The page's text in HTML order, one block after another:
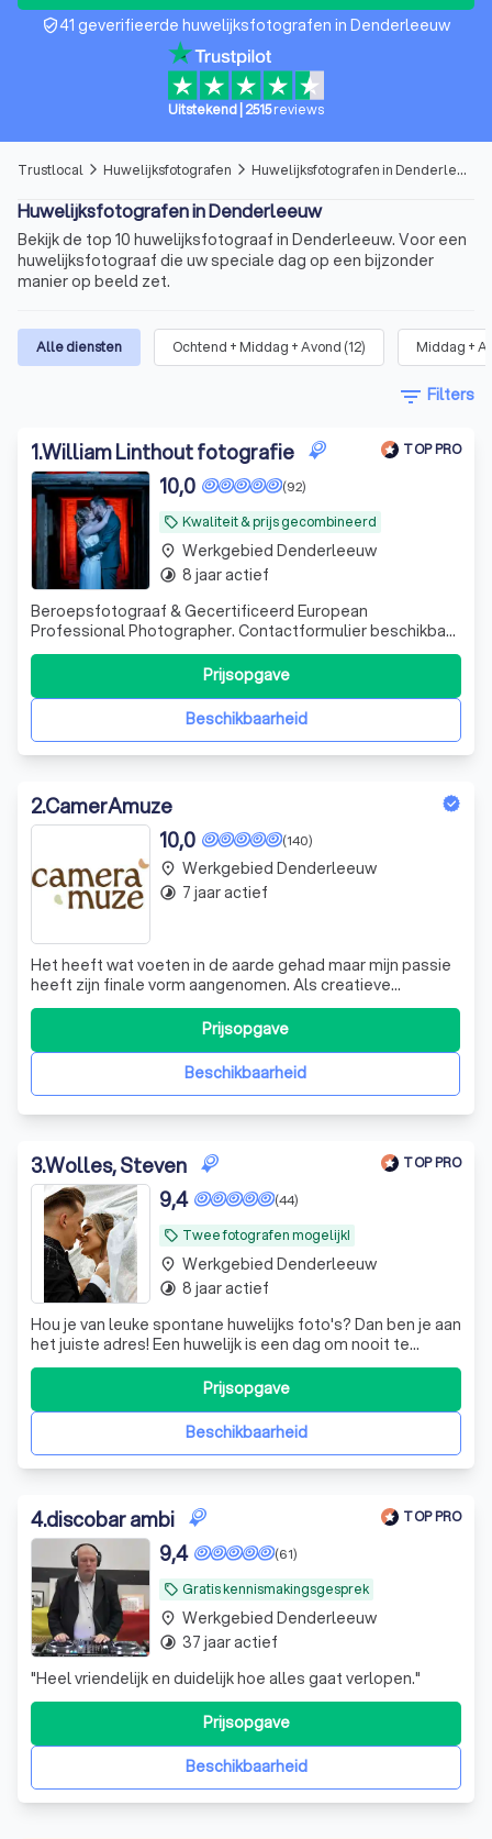
verified_user41 geverifieerde huwelijksfotografen in Denderleeuw
Uitstekend 2515reviews
Trustlocal arrow_forward_ios Huwelijksfotografen arrow_forward_ios Huwelijksfotografen in Denderleeuw
Huwelijksfotografen in Denderleeuw
Bekijk de top 10 huwelijksfotograaf in Denderleeuw. Voor een
huwelijksfotograaf die uw speciale dag op een bijzonder
manier op beeld zet.
Alle diensten Ochtend + Middag + Avond (12) Middag +
filter_list Filters
1.William Linthout fotografie TOP PRO
local_offer Kwaliteit & prijs gecombineerd
(92)
10,0
Beroepsfotograaf & Gecertificeerd European
Professional Photographer. Contactformulier beschikbaar
op www.williamlinthouthuwelijksfotografie.be of
www.williamlinthoutfotografie.com Niet BTW plichtig
Beschikbaarheid
Prijsopgave
place Werkgebied Denderleeuw
timelapse 8 jaar actief
2.CamerAmuze
(140)
10,0
Het heeft wat voeten in de aarde gehad maar mijn passie
heeft zijn finale vorm aangenomen. Als creatieve
duizendpoot heb ik altijd een zwak gehad voor het
creëren van beelden. Tekenen, later ook schilderen
konden me de buitenwereld doen vergeten. Een rode
draad is altijd fotografie geweest. Ik kan
Beschikbaarheid
Prijsopgave
place Werkgebied Denderleeuw
timelapse 7 jaar actief
3.Wolles, Steven TOP PRO
local_offer Twee fotografen mogelijk!
(44)
9,4
Hou je van leuke spontane huwelijks foto's? Dan ben je aan
het juiste adres! Een huwelijk is een dag om nooit te
vergeten en die leg ik met veel plezier vast!
Beschikbaarheid
Prijsopgave
place Werkgebied Denderleeuw
timelapse 8 jaar actief
4.discobar ambi TOP PRO
local_offer Gratis kennismakingsgesprek
(61)
9,4
"Heel vriendelijk en duidelijk hoe alles gaat verlopen."
Beschikbaarheid
Prijsopgave
place Werkgebied Denderleeuw
timelapse 37 jaar actief